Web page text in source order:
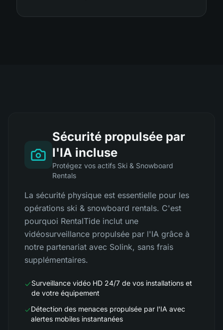
Sécurité propulsée par
l'IA incluse
Protégez vos actifs Ski & Snowboard
Rentals
La sécurité physique est essentielle pour les
opérations ski & snowboard rentals. C'est
pourquoi RentalTide inclut une
vidéosurveillance propulsée par l'IA grâce à
notre partenariat avec Solink, sans frais
supplémentaires.
Surveillance vidéo HD 24/7 de vos installations et
de votre équipement
Détection des menaces propulsée par l'IA avec
alertes mobiles instantanées